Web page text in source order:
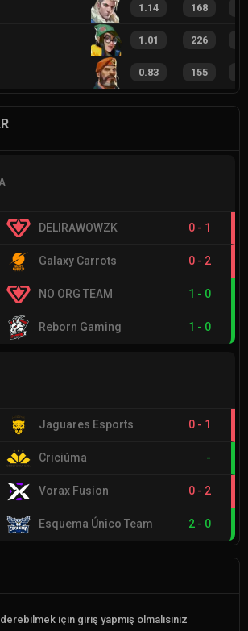
1.14 168
1.01 226
0.83 155
DELIRAWOWZK 0 - 1
Galaxy Carrots 0 - 2
NO ORG TEAM 1 - 0
Reborn Gaming 1 - 0
Jaguares Esports 0 - 1
Criciúma -
Vorax Fusion 0 - 2
Esquema Único Team 2 - 0
için giriş yapmış olmalısınız